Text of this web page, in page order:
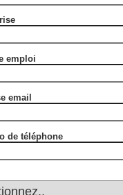
emploi
email
de téléphone